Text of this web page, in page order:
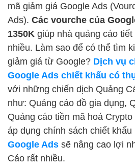
mã giảm giá Google Ads
Ads). Các vourche của
1350K giúp nhà quảng cáo
nhiều. Làm sao để có thể tìm
giảm giá từ Google? Dịch vụ
Google Ads chiết khấu có
với những chiến dịch Quảng
như: Quảng cáo đồ gia dụng,
Quảng cáo tiền mã hoá
áp dụng chính sách chiết khấu
Google Ads sẽ nâng cao lợi
Cáo rất nhiều.